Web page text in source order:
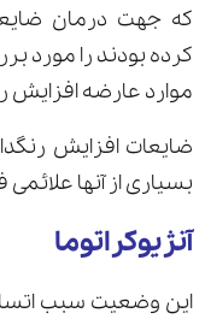
که جهت درمان
موارد عارضه افزایش
ضایعات افزایش
بسیاری از آنها
آنژیوکراتوما
این وضعیت سبب